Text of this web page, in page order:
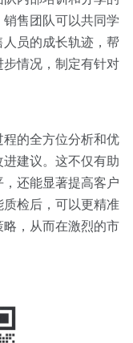
售团队可以共同学
员的成长轨迹，帮
情况，制定有针对
的全方位分析和优
建议。这不仅有助
还能显著提高客户
检后，可以更精准
，从而在激烈的市